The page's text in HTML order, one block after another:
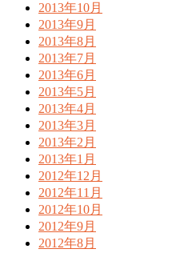
2013年10月
2013年9月
2013年8月
2013年7月
2013年6月
2013年5月
2013年4月
2013年3月
2013年2月
2013年1月
2012年12月
2012年11月
2012年10月
2012年9月
2012年8月